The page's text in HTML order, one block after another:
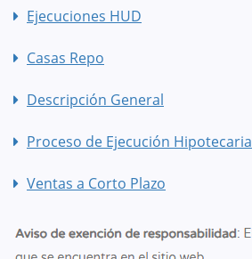
Ejecuciones HUD
Casas Repo
Descripción General
Proceso de Ejecución Hipotecaria
Ventas a Corto Plazo